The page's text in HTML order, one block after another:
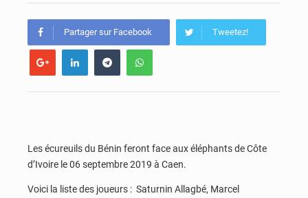
Partager sur Facebook Tweetez!
Les écureuils du Bénin feront face aux éléphants de Côte
d’Ivoire le 06 septembre 2019 à Caen.
Voici la liste des joueurs : Saturnin Allagbé, Marcel